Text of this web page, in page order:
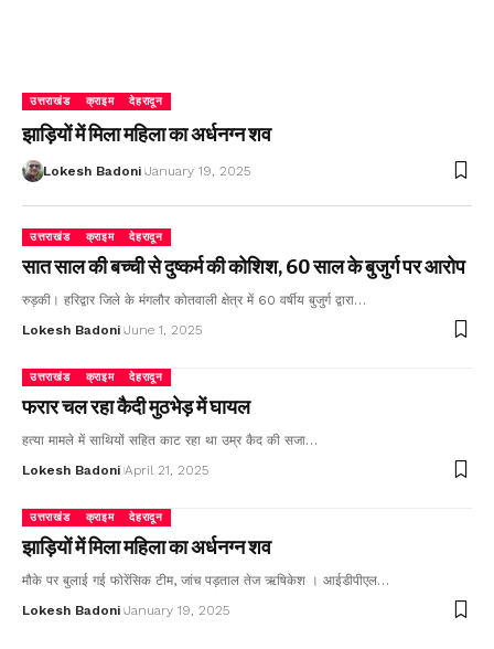
उत्तराखंड क्राइम देहरादून
झाड़ियों में मिला महिला का अर्धनग्न शव
Lokesh Badoni January 19, 2025
उत्तराखंड क्राइम देहरादून
सात साल की बच्ची से दुष्कर्म की कोशिश, 60 साल के बुजुर्ग पर आरोप
रुड़की। हरिद्वार जिले के मंगलौर कोतवाली क्षेत्र में 60 वर्षीय बुजुर्ग द्वारा…
Lokesh Badoni June 1, 2025
उत्तराखंड क्राइम देहरादून
फरार चल रहा कैदी मुठभेड़ में घायल
हत्या मामले में साथियों सहित काट रहा था उम्र कैद की सजा…
Lokesh Badoni April 21, 2025
उत्तराखंड क्राइम देहरादून
झाड़ियों में मिला महिला का अर्धनग्न शव
मौके पर बुलाई गई फोरेंसिक टीम, जांच पड़ताल तेज ऋषिकेश । आईडीपीएल…
Lokesh Badoni January 19, 2025